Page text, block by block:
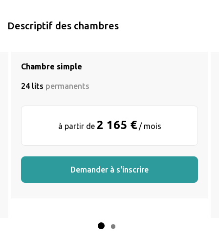
Descriptif des chambres
Chambre simple
24 lits permanents
à partir de 2 165 €/ mois
Demander à s'inscrire